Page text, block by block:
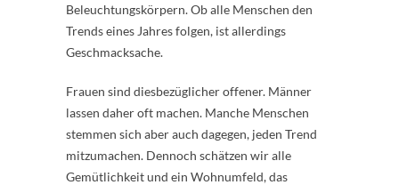
Beleuchtungskörpern. Ob alle Menschen den
Trends eines Jahres folgen, ist allerdings
Geschmacksache.
Frauen sind diesbezüglicher offener. Männer
lassen daher oft machen. Manche Menschen
stemmen sich aber auch dagegen, jeden Trend
mitzumachen. Dennoch schätzen wir alle
Gemütlichkeit und ein Wohnumfeld, das